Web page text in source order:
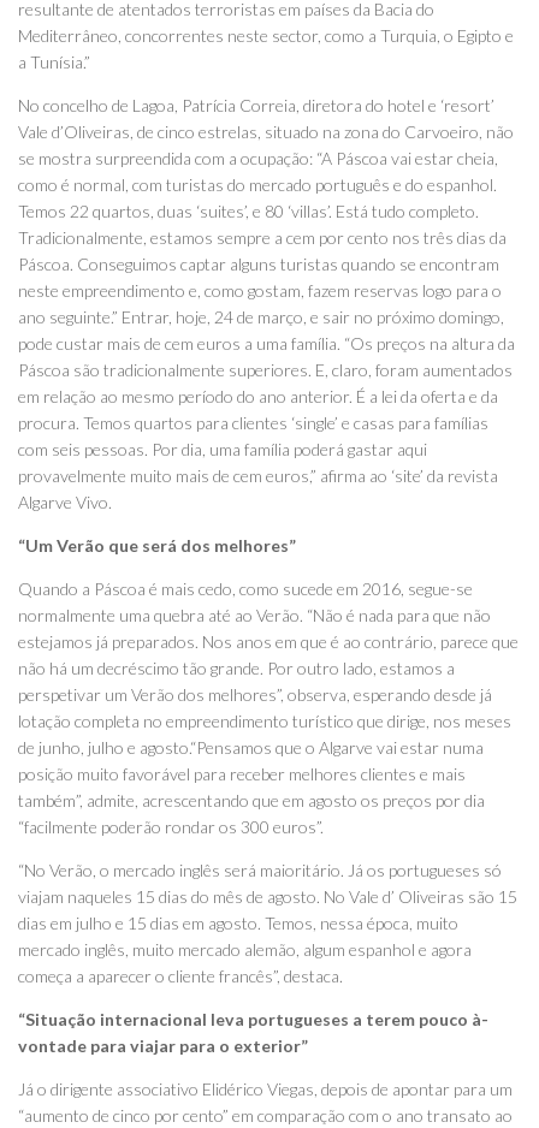
resultante de atentados terroristas em países da Bacia do
Mediterrâneo, concorrentes neste sector, como a Turquia, o Egipto e
a Tunísia.”
No concelho de Lagoa, Patrícia Correia, diretora do hotel e ‘resort’
Vale d’Oliveiras, de cinco estrelas, situado na zona do Carvoeiro, não
se mostra surpreendida com a ocupação: “A Páscoa vai estar cheia,
como é normal, com turistas do mercado português e do espanhol.
Temos 22 quartos, duas ‘suites’, e 80 ‘villas’. Está tudo completo.
Tradicionalmente, estamos sempre a cem por cento nos três dias da
Páscoa. Conseguimos captar alguns turistas quando se encontram
neste empreendimento e, como gostam, fazem reservas logo para o
ano seguinte.” Entrar, hoje, 24 de março, e sair no próximo domingo,
pode custar mais de cem euros a uma família. “Os preços na altura da
Páscoa são tradicionalmente superiores. E, claro, foram aumentados
em relação ao mesmo período do ano anterior. É a lei da oferta e da
procura. Temos quartos para clientes ‘single’ e casas para famílias
com seis pessoas. Por dia, uma família poderá gastar aqui
provavelmente muito mais de cem euros,” afirma ao ‘site’ da revista
Algarve Vivo.
“Um Verão que será dos melhores”
Quando a Páscoa é mais cedo, como sucede em 2016, segue-se
normalmente uma quebra até ao Verão. “Não é nada para que não
estejamos já preparados. Nos anos em que é ao contrário, parece que
não há um decréscimo tão grande. Por outro lado, estamos a
perspetivar um Verão dos melhores”, observa, esperando desde já
lotação completa no empreendimento turístico que dirige, nos meses
de junho, julho e agosto.“Pensamos que o Algarve vai estar numa
posição muito favorável para receber melhores clientes e mais
também”, admite, acrescentando que em agosto os preços por dia
“facilmente poderão rondar os 300 euros”.
“No Verão, o mercado inglês será maioritário. Já os portugueses só
viajam naqueles 15 dias do mês de agosto. No Vale d’ Oliveiras são 15
dias em julho e 15 dias em agosto. Temos, nessa época, muito
mercado inglês, muito mercado alemão, algum espanhol e agora
começa a aparecer o cliente francês”, destaca.
“Situação internacional leva portugueses a terem pouco à-
vontade para viajar para o exterior”
Já o dirigente associativo Elidérico Viegas, depois de apontar para um
“aumento de cinco por cento” em comparação com o ano transato ao